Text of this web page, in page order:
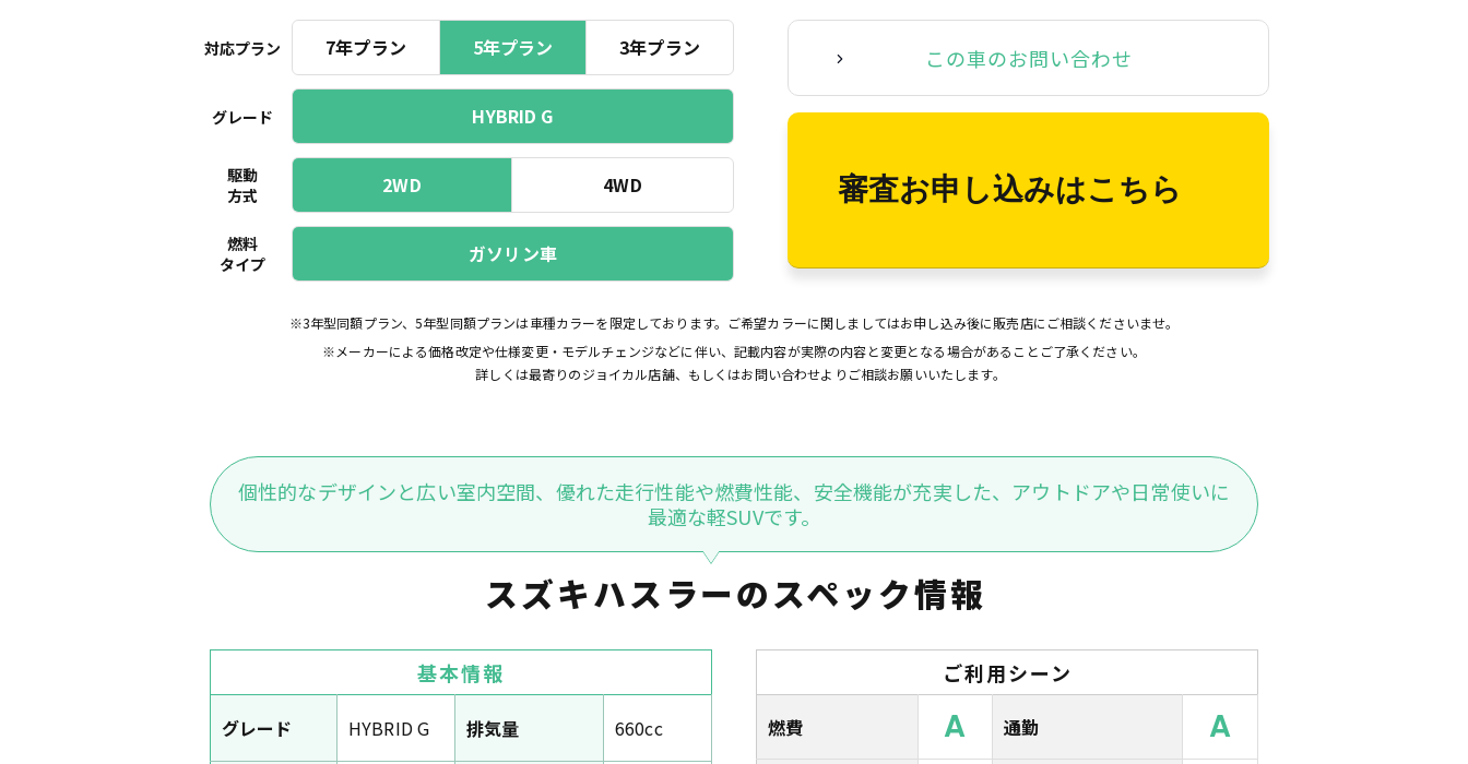
対応プラン 7年プラン 5年プラン 3年プラン
グレード HYBRID G
駆動
方式
2WD 4WD
燃料
タイプ
ガソリン車
この車のお問い合わせ
審査お申し込みはこちら
※3年型同額プラン、5年型同額プランは車種カラーを限定しております。ご希望カラーに関しましてはお申し込み後に販売店にご相談くださいませ。
※メーカーによる価格改定や仕様変更・モデルチェンジなどに伴い、記載内容が実際の内容と変更となる場合があることご了承ください。
詳しくは最寄りのジョイカル店舗、もしくはお問い合わせよりご相談お願いいたします。
個性的なデザインと広い室内空間、優れた走行性能や燃費性能、安全機能が充実した、アウトドアや日常使いに
最適な軽SUVです。
スズキハスラーのスペック情報
基本情報
グレード HYBRID G 排気量 660cc
ご利用シーン
燃費 A 通勤 A